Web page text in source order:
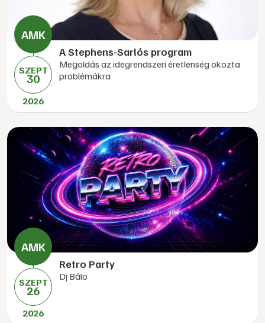
SZEPT
30
2026
A Stephens-Sarlós program
Megoldás az idegrendszeri éretlenség okozta
problémákra
SZEPT
26
2026
Retro Party
Dj Bálo